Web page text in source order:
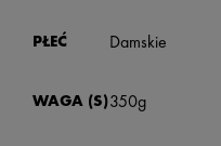
PŁEĆ Damskie
WAGA (S)350g